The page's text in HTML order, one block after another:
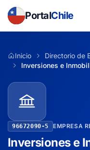
PortalChile
Inicio
Directorio de
Inversiones e
96672090-5 EMPRESA
Inversiones e